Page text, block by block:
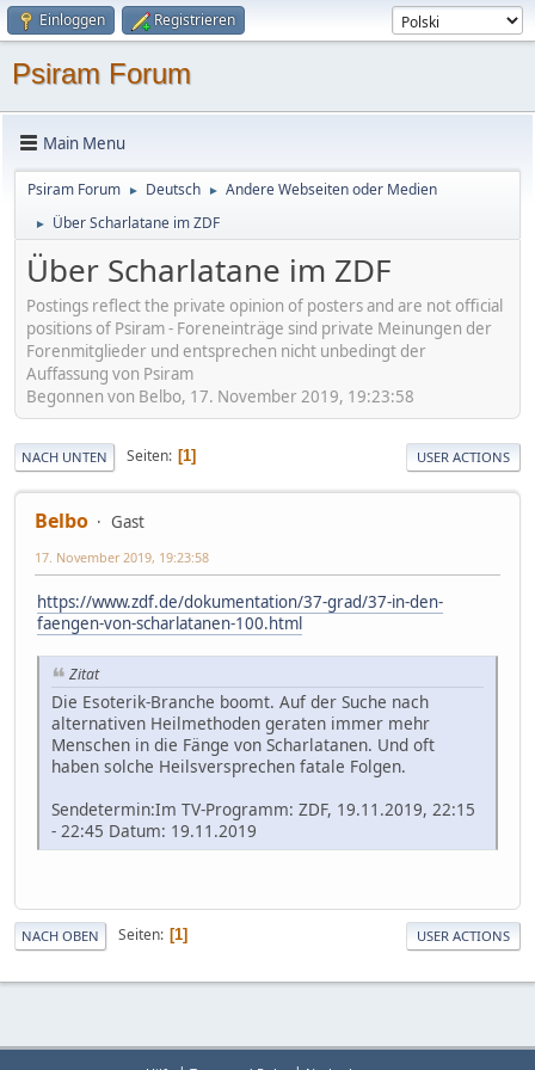
Einloggen Registrieren
Psiram Forum
Main Menu
Psiram Forum ► Deutsch ► Andere Webseiten oder Medien
► Über Scharlatane im ZDF
Über Scharlatane im ZDF
Postings reflect the private opinion of posters and are not official
positions of Psiram - Foreneinträge sind private Meinungen der
Forenmitglieder und entsprechen nicht unbedingt der
Auffassung von Psiram
Begonnen von Belbo, 17. November 2019, 19:23:58
NACH UNTEN Seiten 1 USER ACTIONS
Belbo Gast
17. November 2019, 19:23:58
https://www.zdf.de/dokumentation/37-grad/37-in-den-
faengen-von-scharlatanen-100.html
Zitat
Die Esoterik-Branche boomt. Auf der Suche nach
alternativen Heilmethoden geraten immer mehr
Menschen in die Fänge von Scharlatanen. Und oft
haben solche Heilsversprechen fatale Folgen.
Sendetermin:Im TV-Programm: ZDF, 19.11.2019, 22:15
- 22:45 Datum: 19.11.2019
NACH OBEN Seiten 1 USER ACTIONS